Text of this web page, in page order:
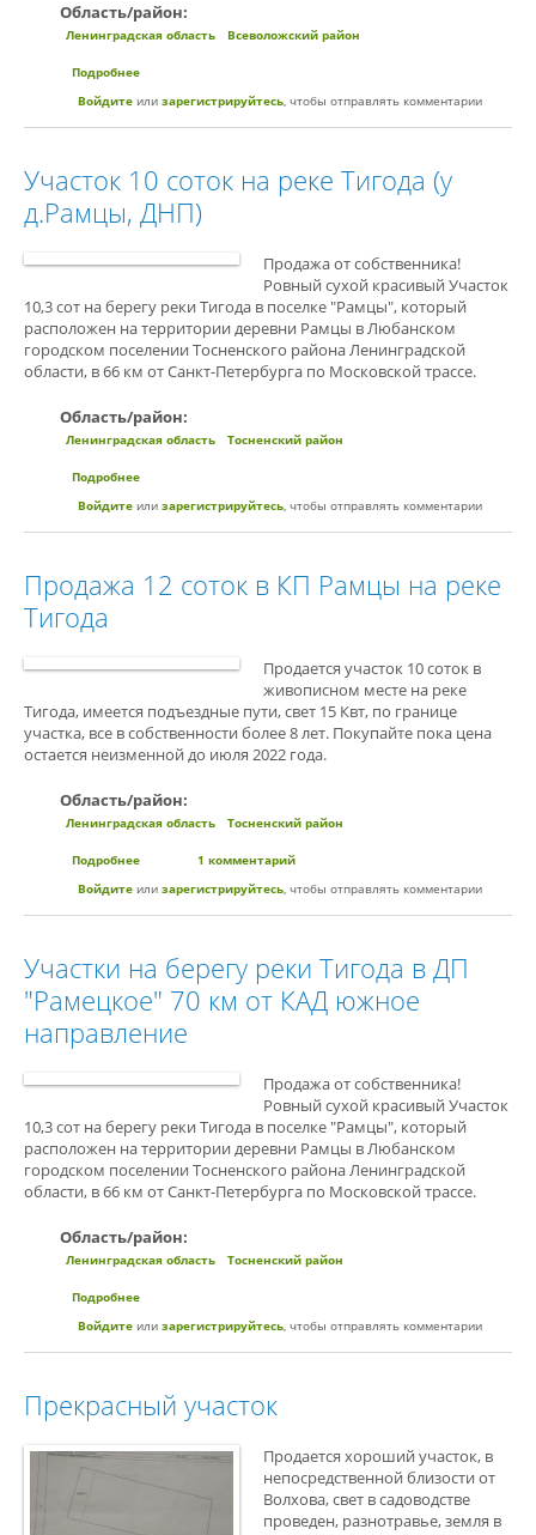
Область/район:
Ленинградская область Всеволожский район
Подробнее
Войдите или зарегистрируйтесь, чтобы отправлять комментарии
Участок 10 соток на реке Тигода (у
д.Рамцы, ДНП)
Продажа от собственника!
Ровный сухой красивый Участок
10,3 сот на берегу реки Тигода в поселке "Рамцы", который
расположен на территории деревни Рамцы в Любанском
городском поселении Тосненского района Ленинградской
области, в 66 км от Санкт-Петербурга по Московской трассе.
Область/район:
Ленинградская область Тосненский район
Подробнее
Войдите или зарегистрируйтесь, чтобы отправлять комментарии
Продажа 12 соток в КП Рамцы на реке
Тигода
Продается участок 10 соток в
живописном месте на реке
Тигода, имеется подъездные пути, свет 15 Квт, по границе
участка, все в собственности более 8 лет. Покупайте пока цена
остается неизменной до июля 2022 года.
Область/район:
Ленинградская область Тосненский район
Подробнее о Продажа 12 соток в КП Рамцы на реке Тигода
1 комментарий
Войдите или зарегистрируйтесь, чтобы отправлять комментарии
Участки на берегу реки Тигода в ДП
"Рамецкое" 70 км от КАД южное
направление
Продажа от собственника!
Ровный сухой красивый Участок
10,3 сот на берегу реки Тигода в поселке "Рамцы", который
расположен на территории деревни Рамцы в Любанском
городском поселении Тосненского района Ленинградской
области, в 66 км от Санкт-Петербурга по Московской трассе.
Область/район:
Ленинградская область Тосненский район
Подробнее
КАД южное направление
Войдите или зарегистрируйтесь, чтобы отправлять комментарии
Прекрасный участок
Продается хороший участок, в
непосредственной близости от
Волхова, свет в садоводстве
проведен, разнотравье, земля в